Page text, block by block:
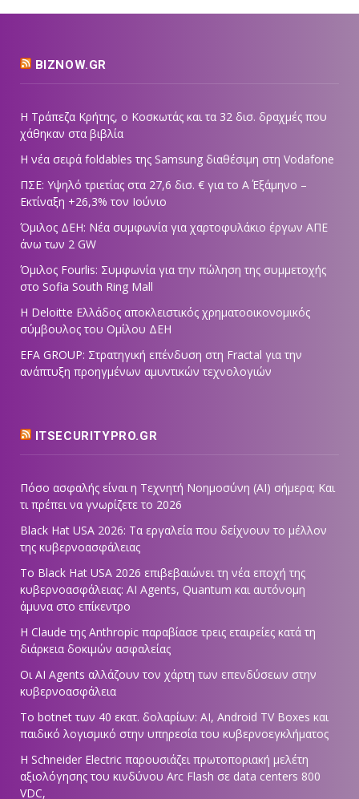
BIZNOW.GR
Η Τράπεζα Κρήτης, ο Κοσκωτάς και τα 32 δισ. δραχμές που
χάθηκαν στα βιβλία
Η νέα σειρά foldables της Samsung διαθέσιμη στη Vodafone
ΠΣΕ: Υψηλό τριετίας στα 27,6 δισ. € για το Α΄ Εξάμηνο –
Εκτίναξη +26,3% τον Ιούνιο
Όμιλος ΔΕΗ: Νέα συμφωνία για χαρτοφυλάκιο έργων ΑΠΕ
άνω των 2 GW
Όμιλος Fourlis: Συμφωνία για την πώληση της συμμετοχής
στο Sofia South Ring Mall
Η Deloitte Ελλάδος αποκλειστικός χρηματοοικονομικός
σύμβουλος του Ομίλου ΔΕΗ
EFA GROUP: Στρατηγική επένδυση στη Fractal για την
ανάπτυξη προηγμένων αμυντικών τεχνολογιών
ITSECURITYPRO.GR
Πόσο ασφαλής είναι η Τεχνητή Νοημοσύνη (AI) σήμερα; Και
τι πρέπει να γνωρίζετε το 2026
Black Hat USA 2026: Τα εργαλεία που δείχνουν το μέλλον
της κυβερνοασφάλειας
Το Black Hat USA 2026 επιβεβαιώνει τη νέα εποχή της
κυβερνοασφάλειας: AI Agents, Quantum και αυτόνομη
άμυνα στο επίκεντρο
Η Claude της Anthropic παραβίασε τρεις εταιρείες κατά τη
διάρκεια δοκιμών ασφαλείας
Οι AI Agents αλλάζουν τον χάρτη των επενδύσεων στην
κυβερνοασφάλεια
Το botnet των 40 εκατ. δολαρίων: AI, Android TV Boxes και
παιδικό λογισμικό στην υπηρεσία του κυβερνοεγκλήματος
Η Schneider Electric παρουσιάζει πρωτοποριακή μελέτη
αξιολόγησης του κινδύνου Arc Flash σε data centers 800
VDC,